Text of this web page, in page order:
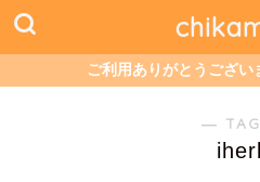
ご利用ありがとうござい
―